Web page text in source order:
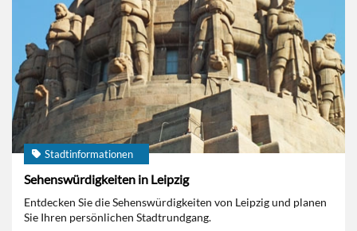
Stadtinformationen
Sehenswürdigkeiten in Leipzig
Entdecken Sie die Sehenswürdigkeiten von Leipzig und planen
Sie Ihren persönlichen Stadtrundgang.